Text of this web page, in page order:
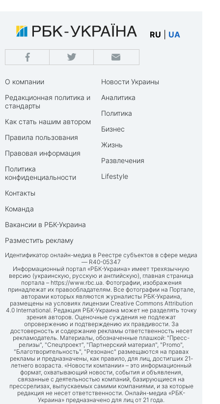
RU UA
О компании
Редакционная политика и
стандарты
Как стать нашим автором
Правила пользования
Правовая информация
Политика
конфиденциальности
Контакты
Команда
Вакансии в РБК-Украина
Разместить рекламу
Новости Украины
Аналитика
Политика
Бизнес
Жизнь
Развлечения
Lifestyle
Идентификатор онлайн-медиа в Реестре субъектов в сфере медиа
— R40-05347
Информационный портал «РБК-Украина» имеет трехязычную
версию (украинскую, русскую и английскую), главная страница
портала – https://www.rbc.ua . Фотографии, изображения
принадлежат их правообладателям. Все фотографии на Портале,
авторами которых являются журналисты РБК-Украина,
размещены на условиях лицензии Creative Commons Attribution
4.0 International. Редакция РБК-Украина может не разделять точку
зрения авторов. Оценочные суждения не подлежат
опровержению и подтверждению их правдивости. За
достоверность и содержание рекламы ответственность несет
рекламодатель. Материалы, обозначенные плашкой: "Пресс-
релизы", "Спецпроект", "Партнерский материал", "Promo",
"Благотворительность", "Резонанс" размещаются на правах
рекламы и предназначены, как правило, для лиц, достигших 21-
летнего возраста. «Новости компании» – это информационный
формат, охватывающий новости, события и объявления,
связанные с деятельностью компаний, базирующиеся на
прессрелизах, выпускаемых самими компаниями, и за которые
редакция не несет ответственности. Онлайн-медиа «РБК-
Украина» предназначено для лиц от 21 года.